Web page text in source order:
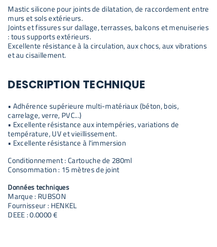
Mastic silicone pour joints de dilatation, de raccordement entre
murs et sols extérieurs.
Joints et fissures sur dallage, terrasses, balcons et menuiseries
: tous supports extérieurs.
Excellente résistance à la circulation, aux chocs, aux vibrations
et au cisaillement.
DESCRIPTION TECHNIQUE
• Adhérence supérieure multi-matériaux (béton, bois,
carrelage, verre, PVC...)
• Excellente résistance aux intempéries, variations de
température, UV et vieillissement.
• Excellente résistance à l'immersion
Conditionnement : Cartouche de 280ml
Consommation : 15 mètres de joint
Données techniques
Marque : RUBSON
Fournisseur : HENKEL
DEEE : 0.0000 €